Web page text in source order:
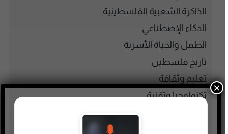
الذاكرة الشعبية الفلسطينية
الذكاء الإصطناعي
الطفل والحياة الأسرية
تاريخ فلسطين
تعليم وثقافة
تكنولوجيا وتقنية
جريمة وغموض واحتيال
×